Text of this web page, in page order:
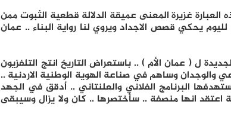
غزيرة المعنى عميقة الدلالة قطعية الثبوت ممن
يحكي قصص الاجداد ويروي لنا رواية البناء .. عمان
ل ( عمان الأم ) .. باستعراض التاريخ انتج التلفزيون
والوجدان وساهم في صناعة الهوية الوطنية الاردنية ..
البرنامج الفلاني والعلنتاني .. أدقق في الجهد
اعتقد انها منصفة .. سأختصرها .. كان ولا يزال وسيبقى